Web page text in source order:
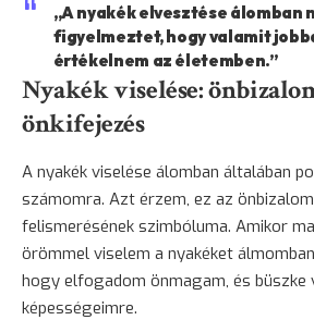
„A nyakék elvesztése álomban
figyelmeztet, hogy valamit
értékelnem az életemben.”
Nyakék viselése:
önkifejezés
A nyakék viselése álomban általában
számomra. Azt érzem, ez az
felismerésének szimbóluma. Amikor
örömmel viselem a nyakéket
hogy elfogadom önmagam, és büszke
képességeimre.